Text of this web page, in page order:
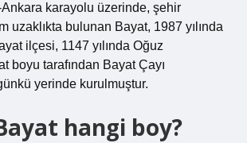
karayolu üzerinde, şehir
uzaklıkta bulunan Bayat, 1987 yılında
ilçesi, 1147 yılında Oğuz
boyu tarafından Bayat Çayı
yerinde kurulmuştur.
hangi boy?